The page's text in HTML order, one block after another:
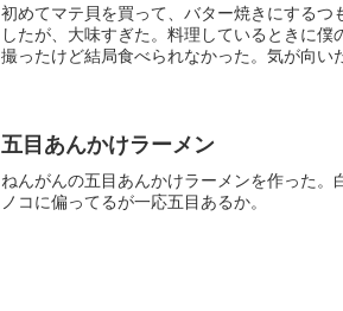
初めてマテ貝を買って、バター焼きにする
したが、大味すぎた。料理しているときに
撮ったけど結局食べられなかった。気が向い
五目あんかけラーメン
ねんがんの五目あんかけラーメンを作った
ノコに偏ってるが一応五目あるか。